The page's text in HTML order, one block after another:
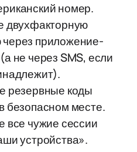
номер.
двухфакторную
приложение-
не через SMS, если
резервные коды
безопасном месте.
все чужие сессии
устройства».